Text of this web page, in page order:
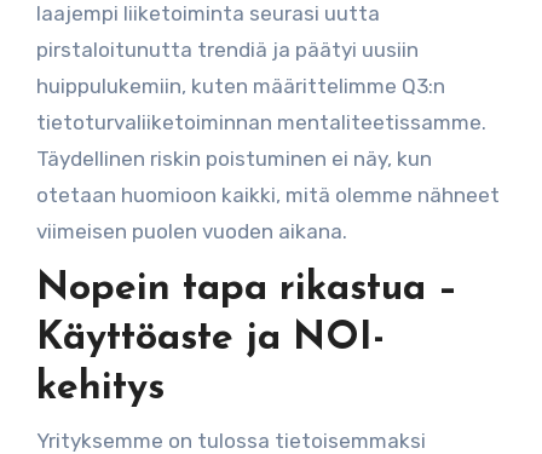
laajempi liiketoiminta seurasi uutta
pirstaloitunutta trendiä ja päätyi uusiin
huippulukemiin, kuten määrittelimme Q3:n
tietoturvaliiketoiminnan mentaliteetissamme.
Täydellinen riskin poistuminen ei näy, kun
otetaan huomioon kaikki, mitä olemme nähneet
viimeisen puolen vuoden aikana.
Nopein tapa rikastua –
Käyttöaste ja NOI-
kehitys
Yrityksemme on tulossa tietoisemmaksi